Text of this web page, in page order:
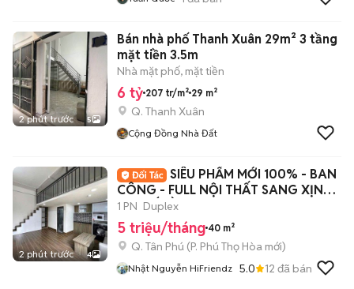
2 phút trước 5
Bán nhà phố Thanh Xuân 29m² 3 tầng
mặt tiền 3.5m
Nhà mặt phố, mặt tiền
6 tỷ 207 tr/m² 29 m²
Q. Thanh Xuân
Cộng Đồng Nhà Đất
2 phút trước 4
SIÊU PHẨM MỚI 100% - BAN
CÔNG - FULL NỘI THẤT SANG XỊN
MỊN KẾ ĐẦM SEN
1 PN Duplex
5 triệu/tháng 40 m²
Q. Tân Phú (P. Phú Thọ Hòa mới)
Nhật Nguyễn HiFriendz 5.0 12 đã bán